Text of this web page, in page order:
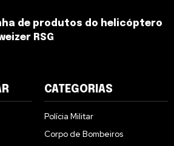
de produtos do helicóptero
RSG
CATEGORIAS
Polícia Militar
Corpo de Bombeiros